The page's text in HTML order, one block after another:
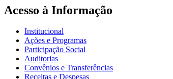
Acesso à Informação
Institucional
Ações e Programas
Participação Social
Auditorias
Convênios e Transferências
Receitas e Despesas